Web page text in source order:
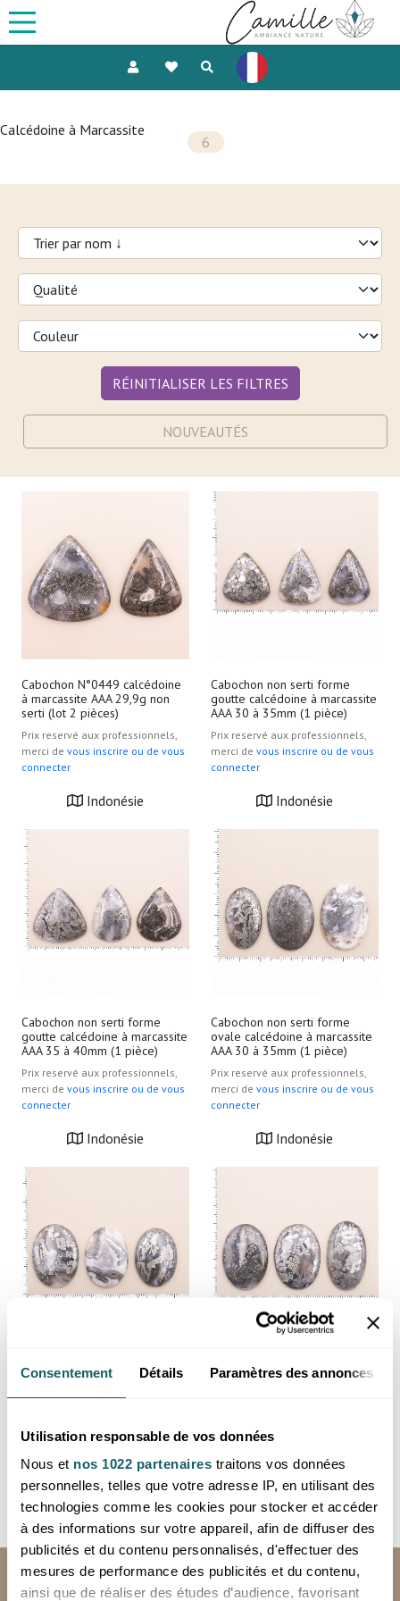
Consentement Détails Paramètres des annonces
Utilisation responsable de vos données
Nous et nos 1022 partenaires traitons vos données
personnelles, telles que votre adresse IP, en utilisant des
technologies comme les cookies pour stocker et accéder
à des informations sur votre appareil, afin de diffuser des
publicités et du contenu personnalisés, d'effectuer des
mesures de performance des publicités et du contenu,
ainsi que de réaliser des études d’audience, favorisant
Calcédoine à Marcassite
6
RÉINITIALISER LES FILTRES
NOUVEAUTÉS
Cabochon N°0449 calcédoine
à marcassite AAA 29,9g non
serti (lot 2 pièces)
Prix reservé aux professionnels,
merci de vous inscrire ou de vous
connecter
Indonésie
Cabochon non serti forme
goutte calcédoine à marcassite
AAA 30 à 35mm (1 pièce)
Prix reservé aux professionnels,
merci de vous inscrire ou de vous
connecter
Indonésie
Cabochon non serti forme
goutte calcédoine à marcassite
AAA 35 à 40mm (1 pièce)
Prix reservé aux professionnels,
merci de vous inscrire ou de vous
connecter
Indonésie
Cabochon non serti forme
ovale calcédoine à marcassite
AAA 30 à 35mm (1 pièce)
Prix reservé aux professionnels,
merci de vous inscrire ou de vous
connecter
Indonésie
ovale calcédoine à marcassite
connecter
Indonésie
ovale calcédoine à marcassite
connecter
Indonésie
LIVRAISON GRATUITE